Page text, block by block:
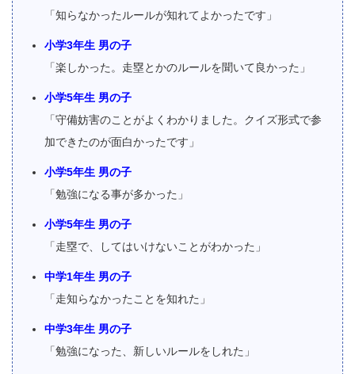
「知らなかったルールが知れてよかったです」
小学3年生 男の子
「楽しかった。走塁とかのルールを聞いて良かった」
小学5年生 男の子
「守備妨害のことがよくわかりました。クイズ形式で参
加できたのが面白かったです」
小学5年生 男の子
「勉強になる事が多かった」
小学5年生 男の子
「走塁で、してはいけないことがわかった」
中学1年生 男の子
「走知らなかったことを知れた」
中学3年生 男の子
「勉強になった、新しいルールをしれた」